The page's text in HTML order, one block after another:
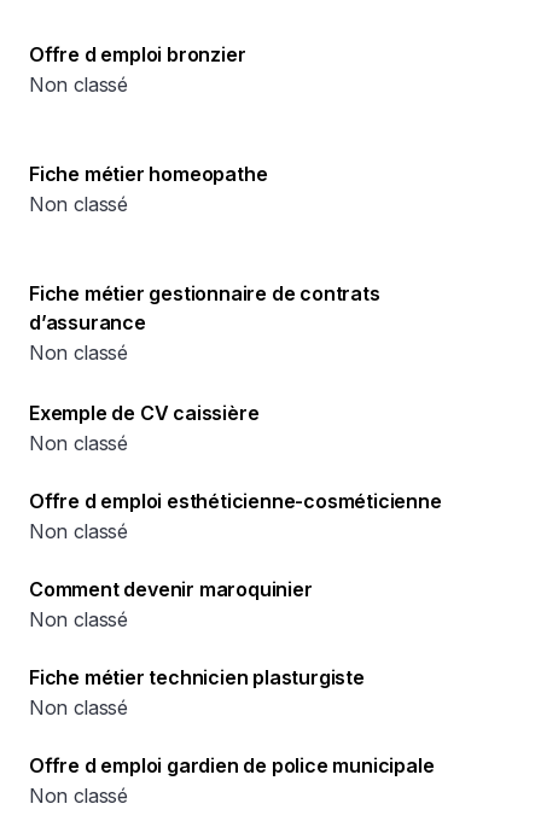
Offre d emploi bronzier
Non classé
Fiche métier homeopathe
Non classé
Fiche métier gestionnaire de contrats
d’assurance
Non classé
Exemple de CV caissière
Non classé
Offre d emploi esthéticienne-cosméticienne
Non classé
Comment devenir maroquinier
Non classé
Fiche métier technicien plasturgiste
Non classé
Offre d emploi gardien de police municipale
Non classé